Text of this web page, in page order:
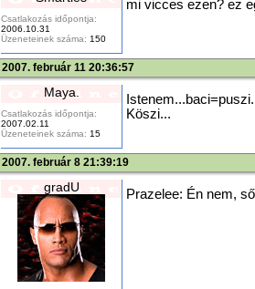
Csatlakozás időpontja:
2006.10.31
Üzeneteinek száma: 150
mi vicces ezen? ez
2007. február 11 20:36:57
Maya.
Csatlakozás időpontja:
2007.02.11
Üzeneteinek száma: 15
Köszi...
2007. február 8 21:39:19
gradU Prazelee: Én nem,